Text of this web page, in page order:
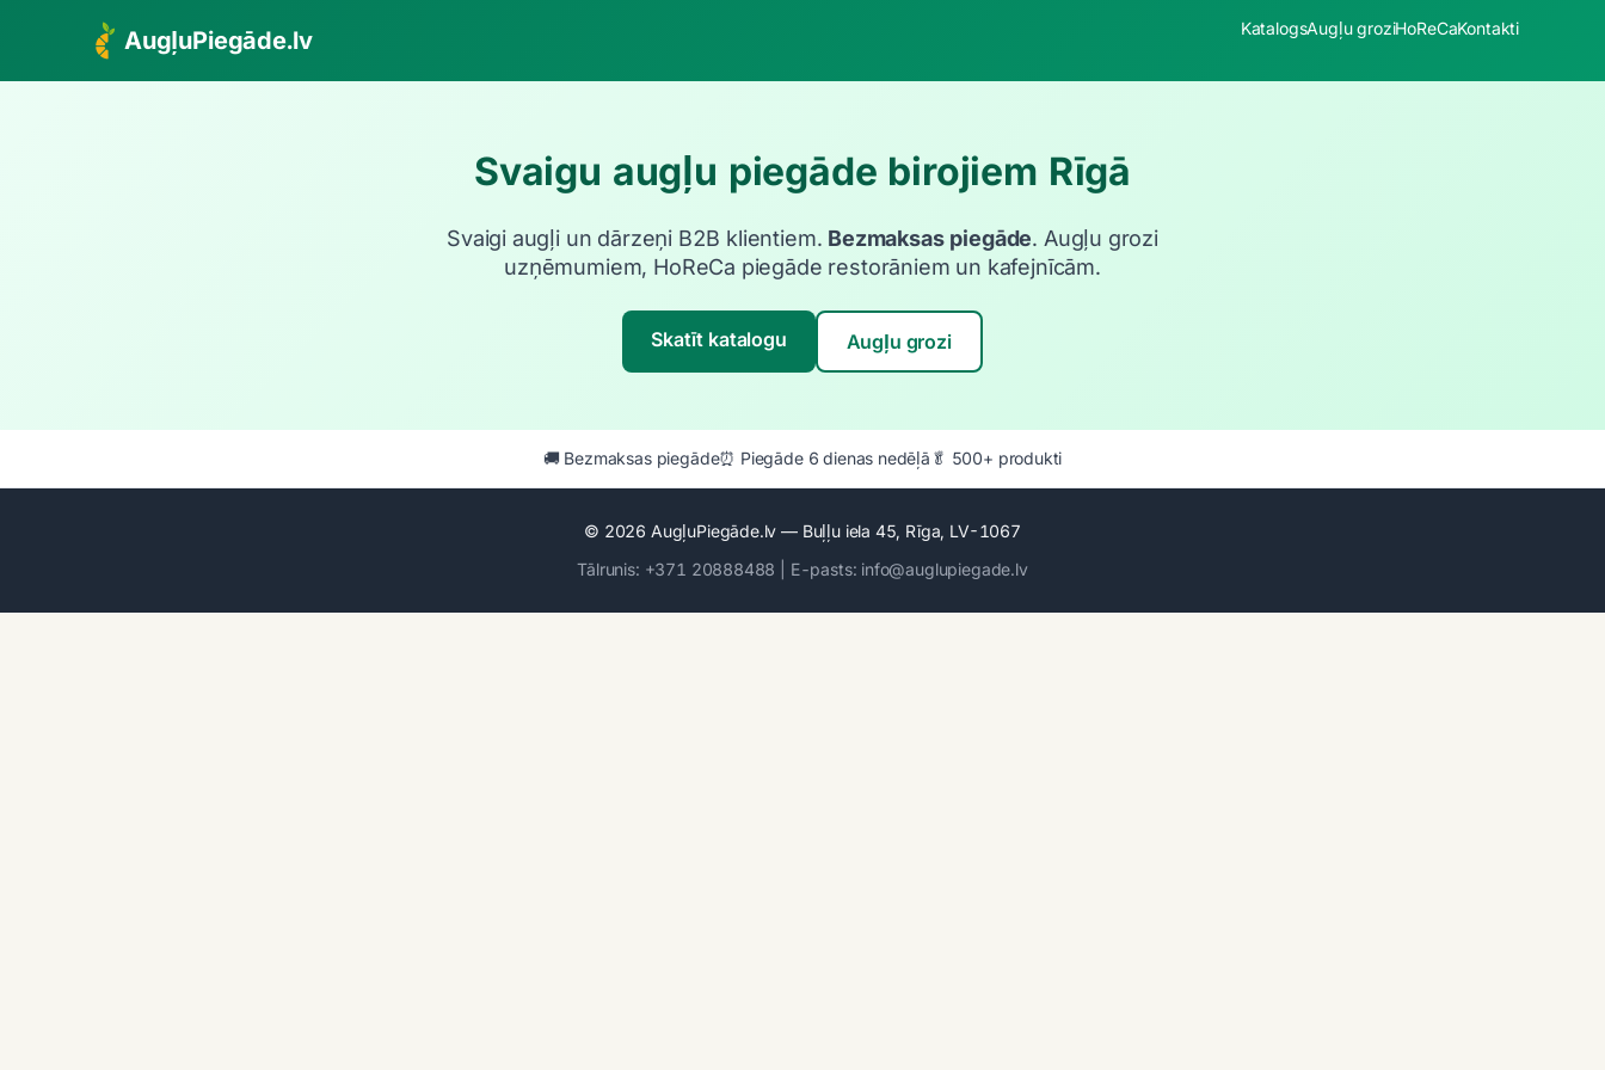
AugļuPiegāde.lv KatalogsAugļu groziHoReCaKontakti
Svaigu augļu piegāde birojiem Rīgā
Svaigi augļi un dārzeņi B2B klientiem. Bezmaksas piegāde. Augļu grozi
uzņēmumiem, HoReCa piegāde restorāniem un kafejnīcām.
Skatīt katalogu Augļu grozi
🚚 Bezmaksas piegāde⏰ Piegāde 6 dienas nedēļā 🥬 500+ produkti
© 2026 AugļuPiegāde.lv — Buļļu iela 45, Rīga, LV-1067
Tālrunis: +371 20888488 | E-pasts: info@auglupiegade.lv